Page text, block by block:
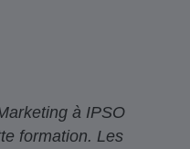
à IPSO
formation. Les